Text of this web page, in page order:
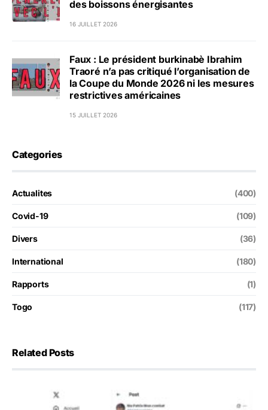
des boissons énergisantes
16 JUILLET 2026
Faux : Le président burkinabè Ibrahim
Traoré n’a pas critiqué l’organisation de
la Coupe du Monde 2026 ni les mesures
restrictives américaines
15 JUILLET 2026
Categories
Actualites (400)
Covid-19 (109)
Divers (36)
International (180)
Rapports (1)
Togo (117)
Related Posts